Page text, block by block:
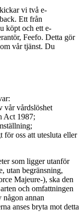
vi två e-
Ett från
köpt och ett e-
Feefo. Detta gör
vår tjänst. Du
vår vårdslöshet
Act 1987;
oss att utesluta eller
som ligger utanför
utan begränsning,
Majeure-), ska den
och omfattningen
någon annan
anses bryta mot detta